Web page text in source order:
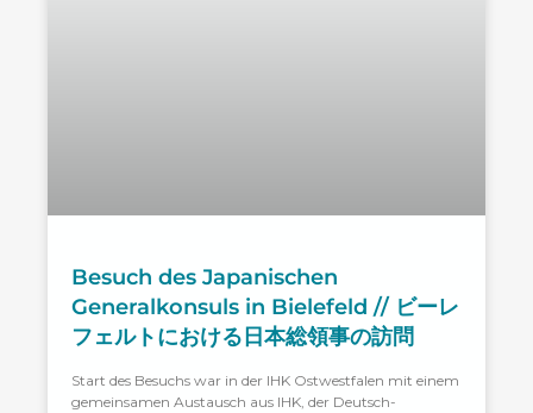
Besuch des Japanischen
Generalkonsuls in Bielefeld // ビーレ
フェルトにおける日本総領事の訪問
Start des Besuchs war in der IHK Ostwestfalen mit einem
gemeinsamen Austausch aus IHK, der Deutsch-